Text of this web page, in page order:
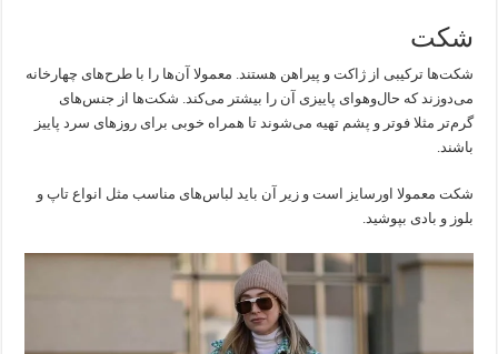
شکت
شکت‌ها ترکیبی از ژاکت و پیراهن هستند. معمولا آن‌ها را با طرح‌های چهارخانه
می‌دوزند که حال‌وهوای پاییزی آن را بیشتر می‌کند. شکت‌ها از جنس‌های
گرم‌تر مثلا فوتر و پشم تهیه می‌شوند تا همراه خوبی برای روزهای سرد پاییز
باشند.
شکت معمولا اورسایز است و زیر آن باید لباس‌های مناسب مثل انواع تاپ و
بلوز و بادی بپوشید.